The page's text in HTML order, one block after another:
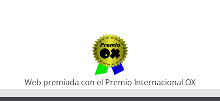
Web premiada con el Premio Internacional OX